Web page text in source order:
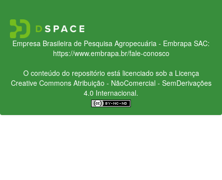
Empresa Brasileira de Pesquisa Agropecuária - Embrapa SAC:
https://www.embrapa.br/fale-conosco
O conteúdo do repositório está licenciado sob a Licença
Creative CommonsAtribuição - NãoComercial - SemDerivações
4.0 Internacional.